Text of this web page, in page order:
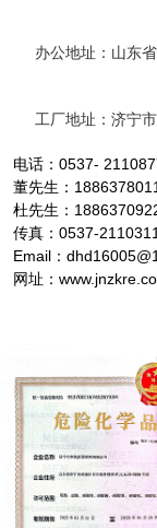
办公地址：山东
工厂地址：济宁
电话：0537-
董先生：
杜先生：
传真：0537-
Email：
网址：